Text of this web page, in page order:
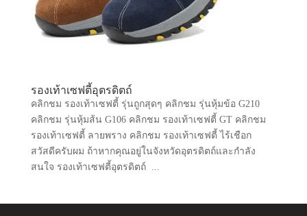
รองเท้าเซฟตี้อุตรดิตถ์
คลิกชม รองเท้าเซฟตี้ รุ่นถูกสุดๆ คลิกชม รุ่นหุ้มข้อ G210
คลิกชม รุ่นหุ้มส้น G106 คลิกชม รองเท้าเซฟตี้ GT คลิกชม
รองเท้าเซฟตี้ ลายพราง คลิกชม รองเท้าเซฟตี้ ไร้เชือก
สวัสดีครับผม ถ้าหากคุณอยู่ในจังหวัดอุตรดิตถ์และกำลัง
สนใจ รองเท้าเซฟตี้อุตรดิตถ์ ...